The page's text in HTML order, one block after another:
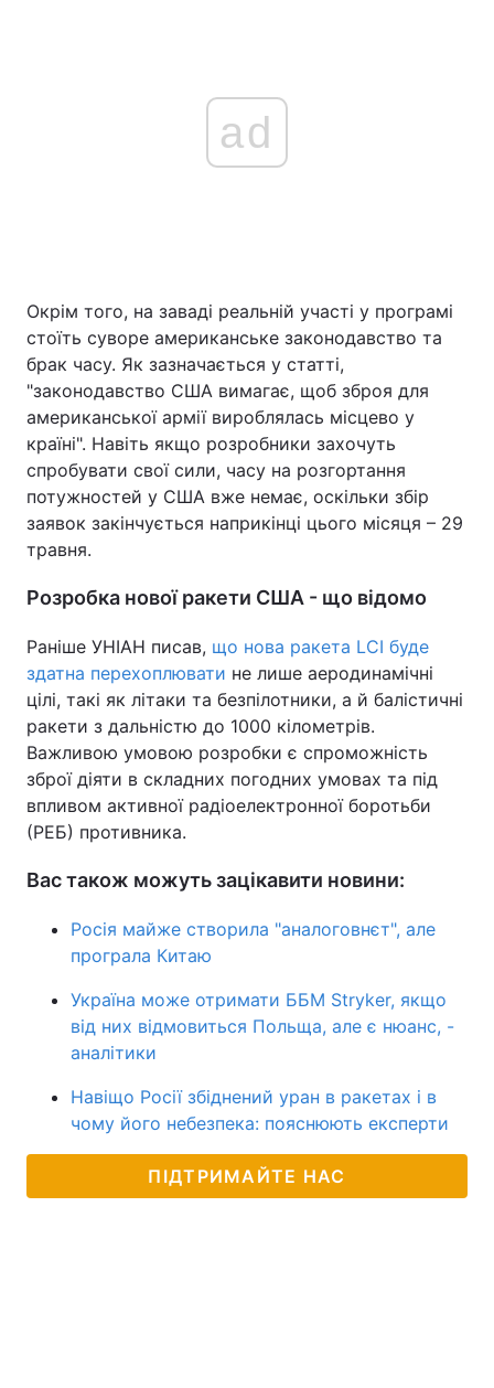
ad
Окрім того, на заваді реальній участі у програмі
стоїть суворе американське законодавство та
брак часу. Як зазначається у статті,
"законодавство США вимагає, щоб зброя для
американської армії вироблялась місцево у
країні". Навіть якщо розробники захочуть
спробувати свої сили, часу на розгортання
потужностей у США вже немає, оскільки збір
заявок закінчується наприкінці цього місяця – 29
травня.
Розробка нової ракети США - що відомо
Раніше УНІАН писав, що нова ракета LCI буде
здатна перехоплювати не лише аеродинамічні
цілі, такі як літаки та безпілотники, а й балістичні
ракети з дальністю до 1000 кілометрів.
Важливою умовою розробки є спроможність
зброї діяти в складних погодних умовах та під
впливом активної радіоелектронної боротьби
(РЕБ) противника.
Вас також можуть зацікавити новини:
Росія майже створила "аналоговнєт", але
програла Китаю
Україна може отримати ББМ Stryker, якщо
від них відмовиться Польща, але є нюанс, -
аналітики
Навіщо Росії збіднений уран в ракетах і в
чому його небезпека: пояснюють експерти
ПІДТРИМАЙТЕ НАС